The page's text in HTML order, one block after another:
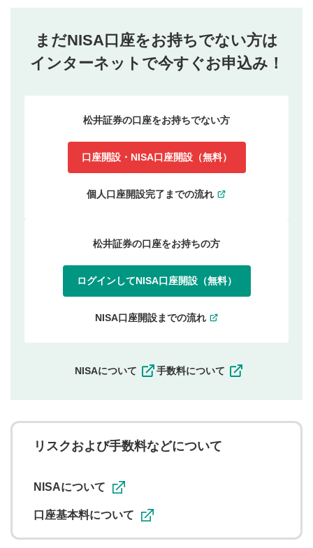
まだNISA口座をお持ちでない方は
インターネットで今すぐお申込み！
松井証券の口座をお持ちでない方
口座開設・NISA口座開設（無料）
個人口座開設完了までの流れ
松井証券の口座をお持ちの方
ログインしてNISA口座開設（無料）
NISA口座開設までの流れ
NISAについて 手数料について
リスクおよび手数料などについて
NISAについて
口座基本料について